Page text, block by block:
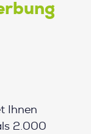
Ihnen
2.000